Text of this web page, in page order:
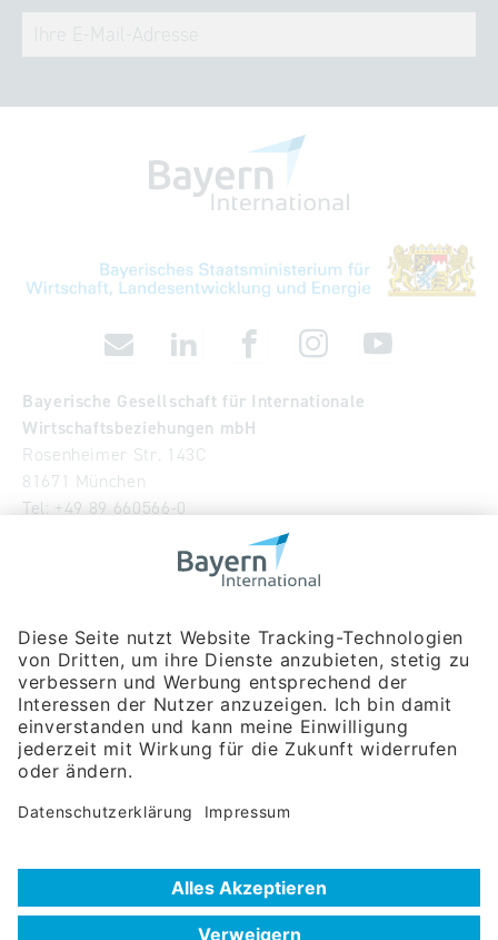
Bayerische Gesellschaft für Internationale
Wirtschaftsbeziehungen mbH
Rosenheimer Str. 143C
81671 München
Tel: +49 89 660566-0
Publikationen
Newsroom
Impressum
Datenschutzerklärung
Barrierefreiheitserklärung
Veranstaltungssuche
Unternehmerreisen
Firmendatenbank